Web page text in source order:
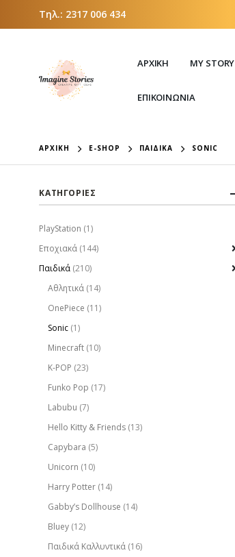
Τηλ.: 2317 006 434
ΑΡΧΙΚΗ MY STORY
ΕΠΙΚΟΙΝΩΝΙΑ
ΑΡΧΙΚΉ E-SHOP ΠΑΙΔΙΚΆ SONIC
ΚΑΤΗΓΟΡΙΕΣ
PlayStation (1)
Εποχιακά (144)
Παιδικά (210)
Αθλητικά (14)
OnePiece (11)
Sonic (1)
Minecraft (10)
K-POP (23)
Funko Pop (17)
Labubu (7)
Hello Kitty & Friends (13)
Capybara (5)
Unicorn (10)
Harry Potter (14)
Gabby’s Dollhouse (14)
Bluey (12)
Παιδικά Καλλυντικά (16)